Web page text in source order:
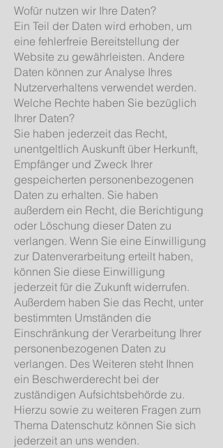
Wofür nutzen wir Ihre Daten?
Ein Teil der Daten wird erhoben, um
eine fehlerfreie Bereitstellung der
Website zu gewährleisten. Andere
Daten können zur Analyse Ihres
Nutzerverhaltens verwendet werden.
Welche Rechte haben Sie bezüglich
Ihrer Daten?
Sie haben jederzeit das Recht,
unentgeltlich Auskunft über Herkunft,
Empfänger und Zweck Ihrer
gespeicherten personenbezogenen
Daten zu erhalten. Sie haben
außerdem ein Recht, die Berichtigung
oder Löschung dieser Daten zu
verlangen. Wenn Sie eine Einwilligung
zur Datenverarbeitung erteilt haben,
können Sie diese Einwilligung
jederzeit für die Zukunft widerrufen.
Außerdem haben Sie das Recht, unter
bestimmten Umständen die
Einschränkung der Verarbeitung Ihrer
personenbezogenen Daten zu
verlangen. Des Weiteren steht Ihnen
ein Beschwerderecht bei der
zuständigen Aufsichtsbehörde zu.
Hierzu sowie zu weiteren Fragen zum
Thema Datenschutz können Sie sich
jederzeit an uns wenden.